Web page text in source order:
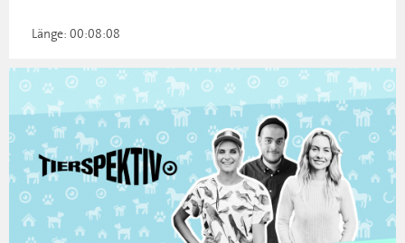
Länge: 00:08:08